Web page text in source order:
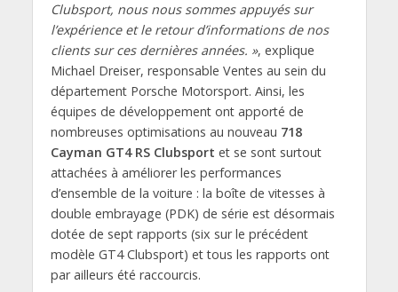
Clubsport, nous nous sommes appuyés sur
l’expérience et le retour d’informations de nos
clients sur ces dernières années. », explique
Michael Dreiser, responsable Ventes au sein du
département Porsche Motorsport. Ainsi, les
équipes de développement ont apporté de
nombreuses optimisations au nouveau 718
Cayman GT4 RS Clubsport et se sont surtout
attachées à améliorer les performances
d’ensemble de la voiture : la boîte de vitesses à
double embrayage (PDK) de série est désormais
dotée de sept rapports (six sur le précédent
modèle GT4 Clubsport) et tous les rapports ont
par ailleurs été raccourcis.